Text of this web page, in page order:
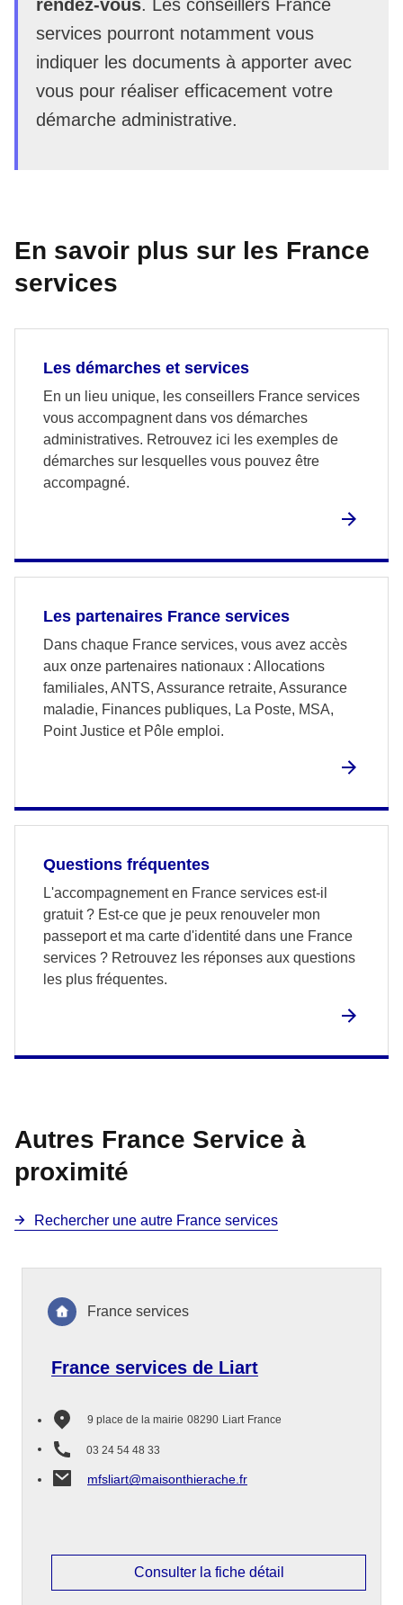
rendez-vous. Les conseillers France
services pourront notamment vous
indiquer les documents à apporter avec
vous pour réaliser efficacement votre
démarche administrative.
En savoir plus sur les France
services
Les démarches et services
En un lieu unique, les conseillers France services
vous accompagnent dans vos démarches
administratives. Retrouvez ici les exemples de
démarches sur lesquelles vous pouvez être
accompagné.
Les partenaires France services
Dans chaque France services, vous avez accès
aux onze partenaires nationaux : Allocations
familiales, ANTS, Assurance retraite, Assurance
maladie, Finances publiques, La Poste, MSA,
Point Justice et Pôle emploi.
Questions fréquentes
L'accompagnement en France services est-il
gratuit ? Est-ce que je peux renouveler mon
passeport et ma carte d'identité dans une France
services ? Retrouvez les réponses aux questions
les plus fréquentes.
Autres France Service à
proximité
Rechercher une autre France services
France services de Liart
9 place de la mairie 08290 Liart France
03 24 54 48 33
mfsliart@maisonthierache.fr
France services
Consulter la fiche détail